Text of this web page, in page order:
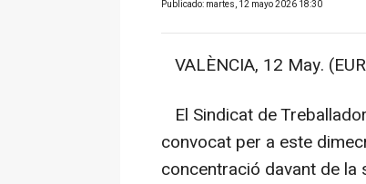
Publicado: martes, 12 mayo 2026 18:30
VALÈNCIA, 12 May.
El Sindicat de
convocat per a este
concentració davant de la